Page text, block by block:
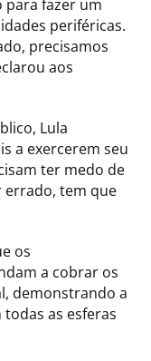
para fazer um
periféricas.
precisamos
aos
Lula
a exercerem seu
ter medo de
errado, tem que
os
a cobrar os
demonstrando a
as esferas